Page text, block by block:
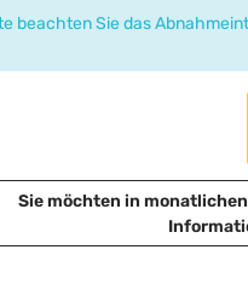
beachten Sie das
Sie möchten in